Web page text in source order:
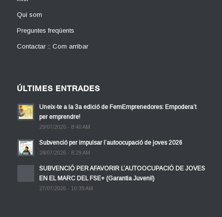
Qui som
Preguntes freqüents
Contactar :: Com arribar
ÚLTIMES ENTRADES
Uneix-te a la 3a edició de FemEmprenedores: Empodera’t
per emprendre!
29/07/2026 - 8:40 AM
Subvenció per impulsar l’autoocupació de joves 2026
28/07/2026 - 8:29 AM
SUBVENCIÓ PER AFAVORIR L’AUTOOCUPACIÓ DE JOVES
EN EL MARC DEL FSE+ (Garantia Juvenil)
27/07/2026 - 10:39 AM